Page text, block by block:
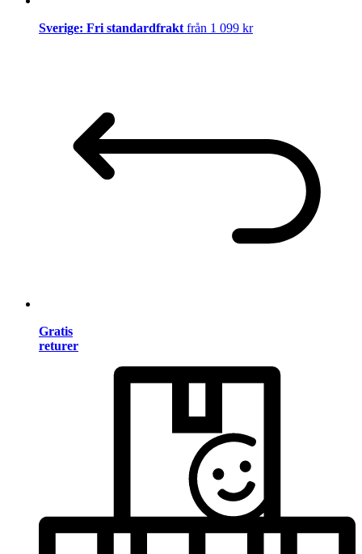
Sverige: Fri standardfrakt från 1 099 kr
Gratis
returer